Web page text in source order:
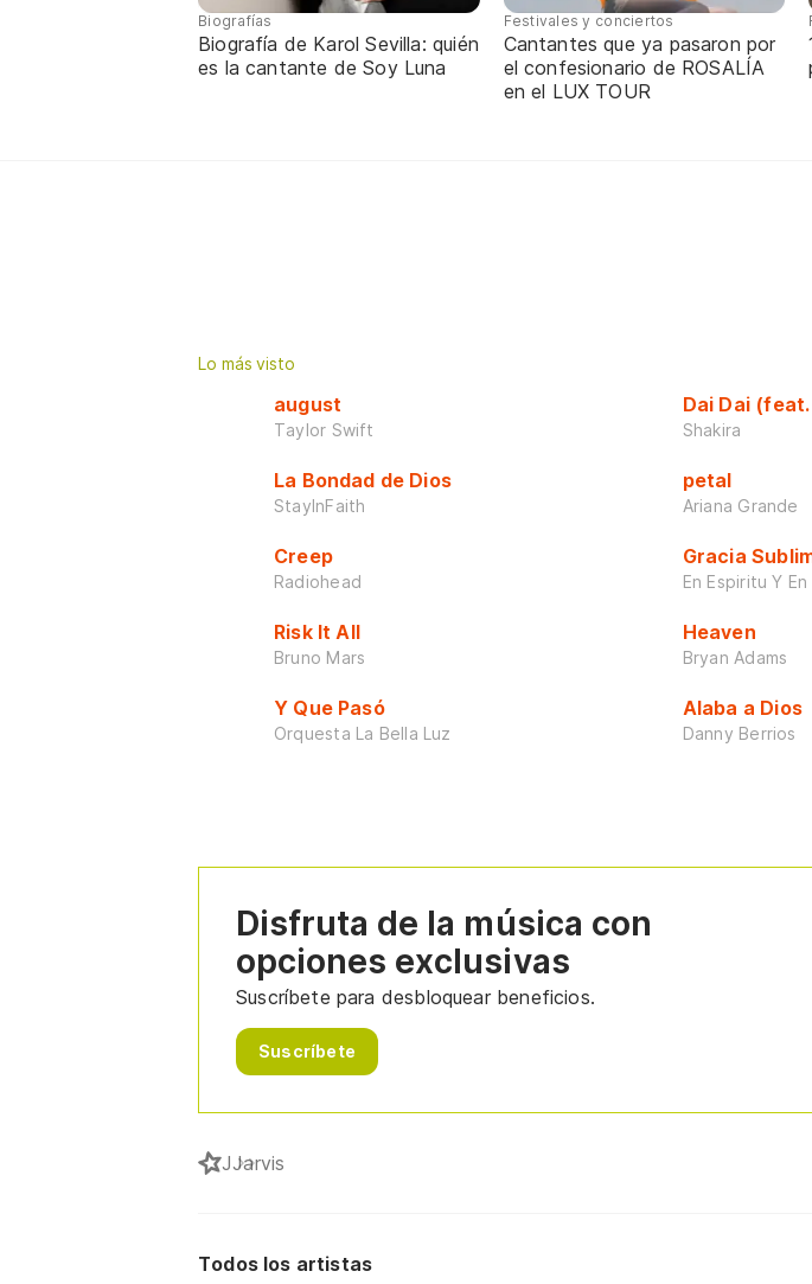
Biografías
Biografía de Karol Sevilla: quién
es la cantante de Soy Luna
Festivales y conciertos
Cantantes que ya pasaron por
el confesionario de ROSALÍA
en el LUX TOUR
Lo más visto
august
Taylor Swift
La Bondad de Dios
StayInFaith
Creep
Radiohead
Risk It All
Bruno Mars
Y Que Pasó
Orquesta La Bella Luz
Dai Dai
Shakira
petal
Ariana Grande
Gracia
En Espiritu Y
Heaven
Bryan Adams
Alaba a Dios
Danny Berrios
Disfruta de la música con
opciones exclusivas
Suscríbete para desbloquear beneficios.
Suscríbete
JJarvis
Todos los artistas